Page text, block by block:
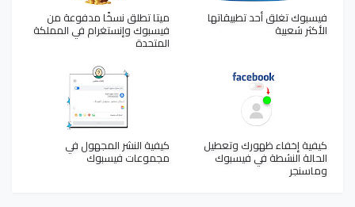
فيسبوك تغلق أحد تطبيقاتها
الأكثر شعبية
ميتا تطلق نسخًا مدفوعة من
فيسبوك وإنستغرام في المملكة
المتحدة
كيفية إخفاء ظهورك وتعطيل
الحالة النشطة في فيسبوك
وماسنجر
كيفية النشر المجهول في
مجموعات فيسبوك